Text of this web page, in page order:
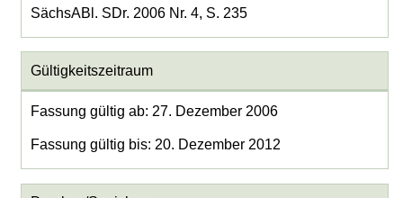
SächsABl. SDr. 2006 Nr. 4, S. 235
Gültigkeitszeitraum
Fassung gültig ab: 27. Dezember 2006
Fassung gültig bis: 20. Dezember 2012